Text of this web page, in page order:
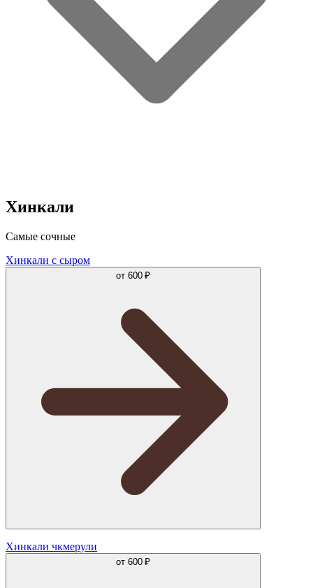
Хинкали
Самые сочные
Хинкали с сыром
от 600 ₽
Хинкали чкмерули
от 600 ₽